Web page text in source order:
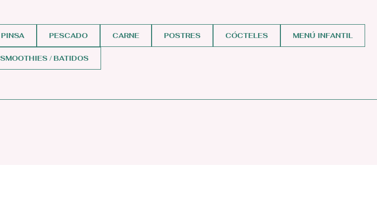
PINSA PESCADO CARNE POSTRES CÓCTELES MENÚ INFANTIL
SMOOTHIES / BATIDOS